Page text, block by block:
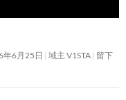
年6月25日 域主 V1STA 留下